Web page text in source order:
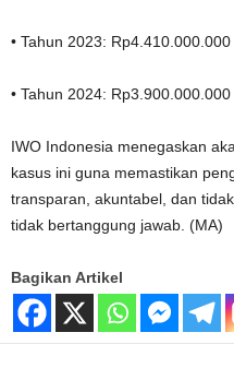
• Tahun 2023: Rp4.410.000.000
• Tahun 2024: Rp3.900.000.000
IWO Indonesia menegaskan
kasus ini guna memastikan
transparan, akuntabel, dan
tidak bertanggung jawab. (MA)
Bagikan Artikel